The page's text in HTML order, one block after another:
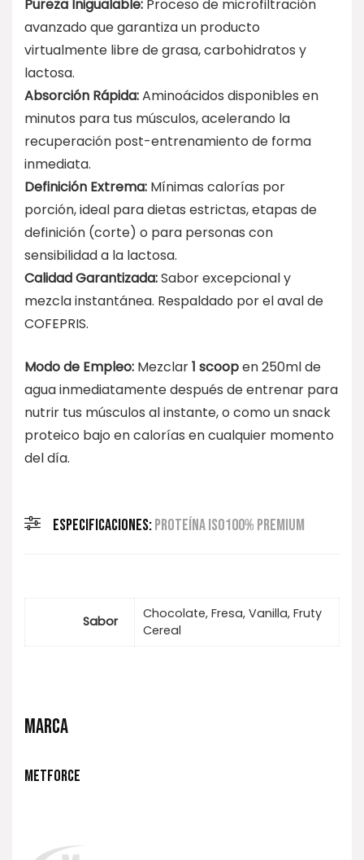
Pureza Inigualable: Proceso de microfiltración
avanzado que garantiza un producto
virtualmente libre de grasa, carbohidratos y
lactosa.
Absorción Rápida:Aminoácidos disponibles en
minutos para tus músculos, acelerando la
recuperación post-entrenamiento de forma
inmediata.
Definición Extrema: Mínimas calorías por
porción, ideal para dietas estrictas, etapas de
definición (corte) o para personas con
sensibilidad a la lactosa.
Calidad Garantizada:Sabor excepcional y
mezcla instantánea. Respaldado por el aval de
COFEPRIS.
Modo de Empleo: Mezclar1 scoopen 250ml de
agua inmediatamente después de entrenar para
nutrir tus músculos al instante, o como un snack
proteico bajo en calorías en cualquier momento
del día.
ESPECIFICACIONES:PROTEÍNA ISO100% PREMIUM
Sabor
Chocolate, Fresa, Vanilla, Fruty
Cereal
MARCA
METFORCE